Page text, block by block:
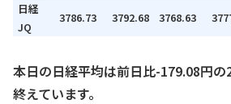
日経
JQ
3786.73 3792.68 3768.63
本日の日経平均は前日比-179.08円
終えています。